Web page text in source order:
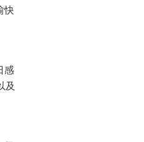
快
感
及